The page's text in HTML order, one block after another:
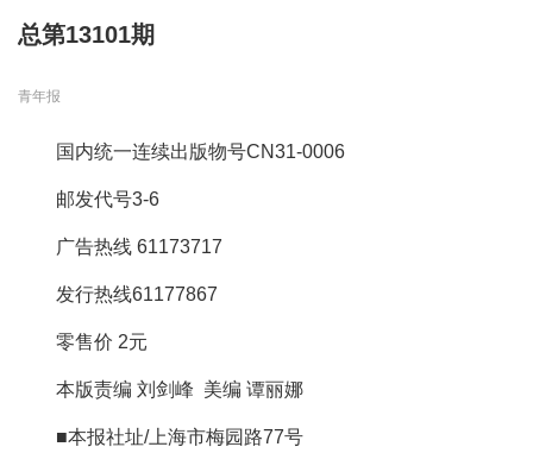
总第13101期
青年报
国内统一连续出版物号CN31-0006
邮发代号3-6
广告热线 61173717
发行热线61177867
零售价 2元
本版责编 刘剑峰 美编 谭丽娜
■本报社址/上海市梅园路77号